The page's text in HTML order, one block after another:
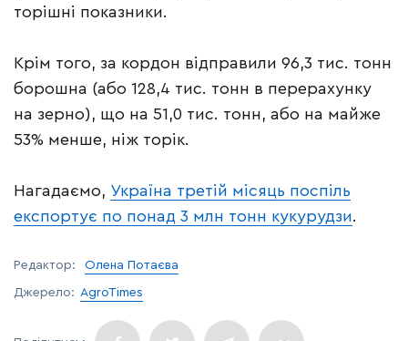
торішні показники.
Крім того, за кордон відправили 96,3 тис. тонн
борошна (або 128,4 тис. тонн в перерахунку
на зерно), що на 51,0 тис. тонн, або на майже
53% менше, ніж торік.
Нагадаємо, Україна третій місяць поспіль
експортує по понад 3 млн тонн кукурудзи.
Редактор: Олена Потаєва
Джерело: AgroTimes